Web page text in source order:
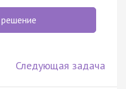
Следующая задача